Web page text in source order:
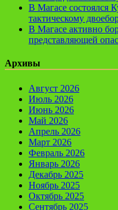
В Магасе состоялся
тактическому
В Магасе активно
представляющей
Архивы
Август 2026
Июль 2026
Июнь 2026
Май 2026
Апрель 2026
Март 2026
Февраль 2026
Январь 2026
Декабрь 2025
Ноябрь 2025
Октябрь 2025
Сентябрь 2025